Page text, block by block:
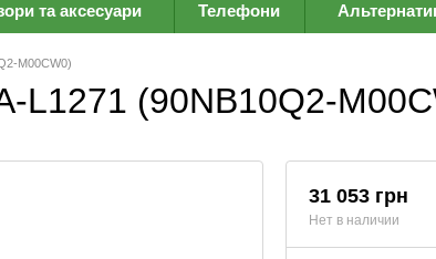
та аксесуари Телефони
M00CW0)
L1271 (90NB10Q2-
31 053 грн
Нет в наличии